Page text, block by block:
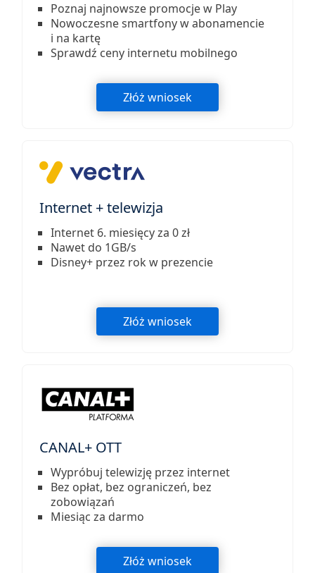
Poznaj najnowsze promocje w Play
Nowoczesne smartfony w abonamencie
i na kartę
Sprawdź ceny internetu mobilnego
Złóż wniosek
Internet + telewizja
Internet 6. miesięcy za 0 zł
Nawet do 1GB/s
Disney+ przez rok w prezencie
Złóż wniosek
CANAL+ OTT
Wypróbuj telewizję przez internet
Bez opłat, bez ograniczeń, bez
zobowiązań
Miesiąc za darmo
Złóż wniosek